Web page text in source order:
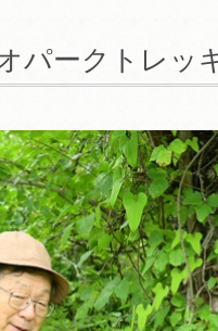
パークトレッ